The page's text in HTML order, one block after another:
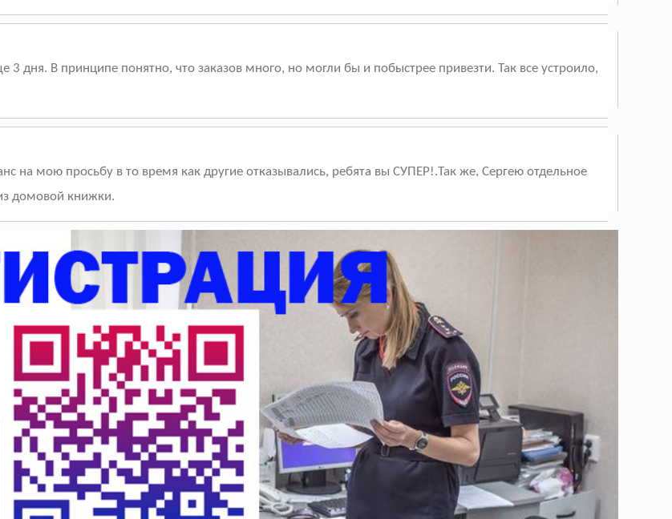
дня. В принципе понятно, что заказов много, но могли бы и побыстрее привезти. Так все устроило,
на мою просьбу в то время как другие отказывались, ребята вы СУПЕР!.Так же, Сергею отдельное
домовой книжки.